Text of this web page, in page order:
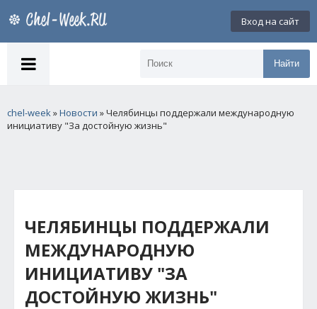
Вход на сайт
Найти
chel-week»Новости » Челябинцы поддержали международную
инициативу "За достойную жизнь"
ЧЕЛЯБИНЦЫ ПОДДЕРЖАЛИ
МЕЖДУНАРОДНУЮ
ИНИЦИАТИВУ "ЗА
ДОСТОЙНУЮ ЖИЗНЬ"